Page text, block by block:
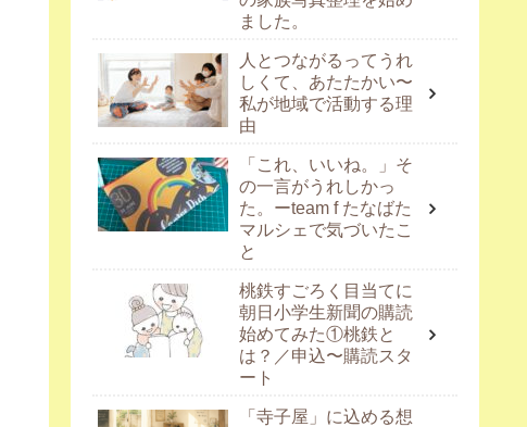
ました。
人とつながるってうれ
しくて、あたたかい〜
私が地域で活動する理
由
「これ、いいね。」そ
の一言がうれしかっ
た。ーteam f たなばた
マルシェで気づいたこ
と
桃鉄すごろく目当てに
朝日小学生新聞の購読
始めてみた①桃鉄と
は？／申込〜購読スタ
ート
「寺子屋」に込める想